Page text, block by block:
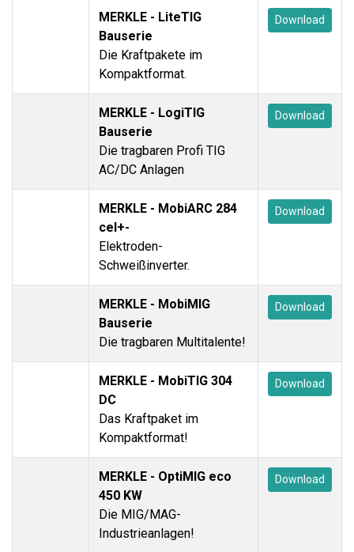
MERKLE - LiteTIG
Bauserie
Die Kraftpakete im
Kompaktformat.
Download
MERKLE - LogiTIG
Bauserie
Die tragbaren Profi TIG
AC/DC Anlagen
Download
MERKLE - MobiARC 284
cel+-
Elektroden-
Schweißinverter.
Download
MERKLE - MobiMIG
Bauserie
Die tragbaren Multitalente!
Download
MERKLE - MobiTIG 304
DC
Das Kraftpaket im
Kompaktformat!
Download
MERKLE - OptiMIG eco
450 KW
Die MIG/MAG-
Industrieanlagen!
Download